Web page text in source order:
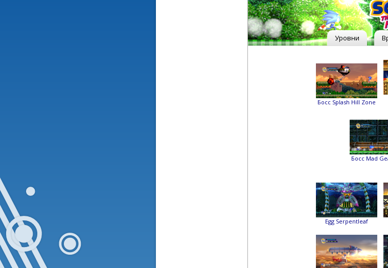
Уровни
Босс Splash Hill Zone
Босс Mad
Egg Serpentleaf